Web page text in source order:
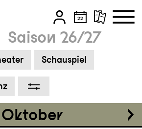
springen
Saison 26/27
Schauspiel
Oktober
Tickets
CHF 25-70